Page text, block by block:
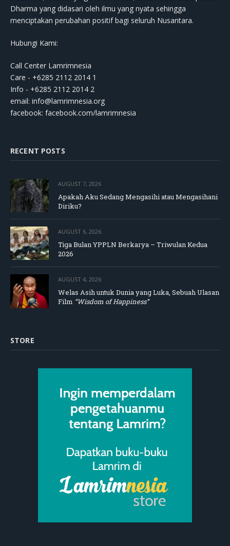
Dharma yang didasari oleh ilmu yang nyata sehingga
menciptakan perubahan positif bagi seluruh Nusantara.
Hubungi Kami:
Call Center Lamrimnesia
Care - +6285 2112 2014 1
Info - +6285 2112 2014 2
email: info@lamrimnesia.org
facebook: facebook.com/lamrimnesia
RECENT POSTS
AUGUST 7, 2026
Apakah Aku Sedang Mengasihi atau Mengasihani
Diriku?
AUGUST 6, 2026
Tiga Bulan YPPLN Berkarya – Triwulan Kedua
2026
AUGUST 4, 2026
Welas Asih untuk Dunia yang Luka, Sebuah Ulasan
Film “Wisdom of Happiness”
STORE